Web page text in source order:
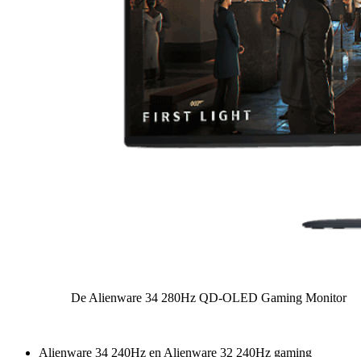
De Alienware 34 280Hz QD-OLED Gaming Monitor
Alienware 34 240Hz en Alienware 32 240Hz gaming